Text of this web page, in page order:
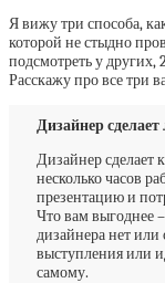
Я вижу три способа,
которой не стыдно
подсмотреть у других,
Расскажу про все три
Дизайнер
Дизайнер сделает
несколько часов
презентацию и
Что вам выгоднее
дизайнера нет или
выступления или
самому.